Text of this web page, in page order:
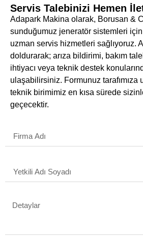
Servis Talebinizi Hemen
Adapark Makina olarak, Borusan &
sunduğumuz jeneratör sistemleri için
uzman servis hizmetleri sağlıyoruz.
doldurarak; arıza bildirimi, bakım
ihtiyacı veya teknik destek
ulaşabilirsiniz. Formunuz tarafımıza
teknik birimimiz en kısa sürede
geçecektir.